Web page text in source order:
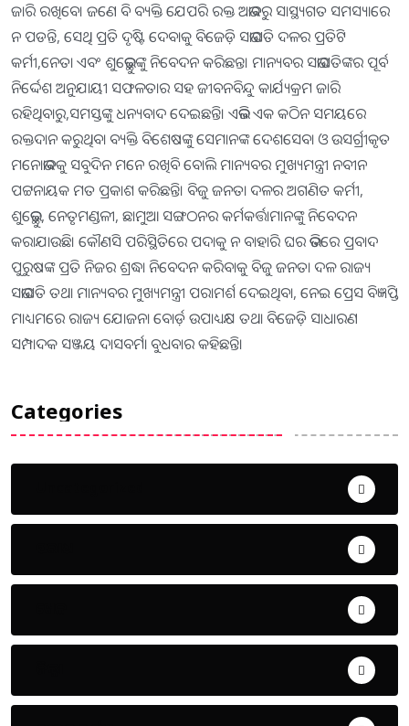
ଜାରି ରଖିବେ। ଜଣେ ବି ବ୍ୟକ୍ତି ଯେପରି ରକ୍ତ ଅଭାବରୁ ସାସ୍ଥ୍ୟଗତ ସମସ୍ୟାରେ
ନ ପଡନ୍ତି, ସେଥି ପ୍ରତି ଦୃଷ୍ଟି ଦେବାକୁ ବିଜେଡ଼ି ସଭାପତି ଦଳର ପ୍ରତିଟି
କର୍ମୀ,ନେତା ଏବଂ ଶୁଭେଚ୍ଛୁଙ୍କୁ ନିବେଦନ କରିଛନ୍ତ। ମାନ୍ୟବର ସଭାପତିଙ୍କର ପୂର୍ବ
ନିର୍ଦ୍ଦେଶ ଅନୁଯାୟୀ ସଫଳତାର ସହ ଜୀବନବିନ୍ଦୁ କାର୍ଯ୍ୟକ୍ରମ ଜାରି
ରହିଥିବାରୁ,ସମସ୍ତଙ୍କୁ ଧନ୍ୟବାଦ ଦେଇଛନ୍ତି। ଏଭଳି ଏକ କଠିନ ସମୟରେ
ରକ୍ତଦାନ କରୁଥିବା ବ୍ୟକ୍ତି ବିଶେଷଙ୍କୁ ସେମାନଙ୍କ ଦେଶସେବା ଓ ଉସର୍ଗ୍ରୀକୃତ
ମନୋଭାବକୁ ସବୁଦିନ ମନେ ରଖିବି ବୋଲି ମାନ୍ୟବର ମୁଖ୍ୟମନ୍ତ୍ରୀ ନବୀନ
ପଟ୍ଟନାୟକ ମତ ପ୍ରକାଶ କରିଛନ୍ତି। ବିଜୁ ଜନତା ଦଳର ଅଗଣିତ କର୍ମୀ,
ଶୁଭେଚ୍ଛୁ, ନେତୃମଣ୍ଡଳୀ, ଛାମୁଆ ସଙ୍ଗଠନର କର୍ମକର୍ତ୍ତାମାନଙ୍କୁ ନିବେଦନ
କରାଯାଉଛି। କୌଣସି ପରିସ୍ଥିତିରେ ପଦାକୁ ନ ବାହାରି ଘର ଭିତରେ ପ୍ରବାଦ
ପୁରୁଷଙ୍କ ପ୍ରତି ନିଜର ଶ୍ରଦ୍ଧା ନିବେଦନ କରିବାକୁ ବିଜୁ ଜନତା ଦଳ ରାଜ୍ୟ
ସଭାପତି ତଥା ମାନ୍ୟବର ମୁଖ୍ୟମନ୍ତ୍ରୀ ପରାମର୍ଶ ଦେଇଥିବା, ନେଇ ପ୍ରେସ ବିଜ୍ଞପ୍ତି
ମାଧ୍ୟମରେ ରାଜ୍ୟ ଯୋଜନା ବୋର୍ଡ଼ ଉପାଧ୍ୟକ୍ଷ ତଥା ବିଜେଡ଼ି ସାଧାରଣ
ସମ୍ପାଦକ ସଞ୍ଜୟ ଦାସବର୍ମା ବୁଧବାର କହିଛନ୍ତି।
Categories